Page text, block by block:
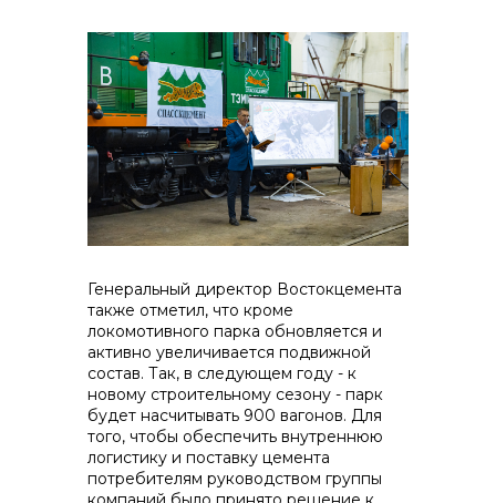
+7 (423) 234 50 50
info@vostokcement.ru
Генеральный директор Востокцемента
также отметил, что кроме
локомотивного парка обновляется и
активно увеличивается подвижной
состав. Так, в следующем году - к
новому строительному сезону - парк
будет насчитывать 900 вагонов. Для
того, чтобы обеспечить внутреннюю
логистику и поставку цемента
потребителям руководством группы